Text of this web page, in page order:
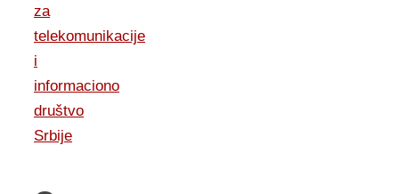
za
telekomunikacije
i
informaciono
društvo
Srbije